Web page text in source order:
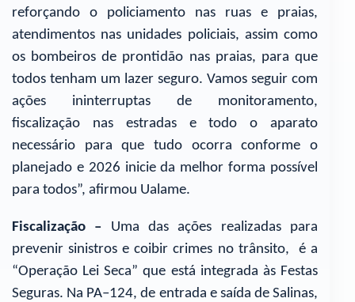
reforçando o policiamento nas ruas e praias,
atendimentos nas unidades policiais, assim como
os bombeiros de prontidão nas praias, para que
todos tenham um lazer seguro. Vamos seguir com
ações ininterruptas de monitoramento,
fiscalização nas estradas e todo o aparato
necessário para que tudo ocorra conforme o
planejado e 2026 inicie da melhor forma possível
para todos”, afirmou Ualame.
Fiscalização – Uma das ações realizadas para
prevenir sinistros e coibir crimes no trânsito, é a
“Operação Lei Seca” que está integrada às Festas
Seguras. Na PA–124, de entrada e saída de Salinas,